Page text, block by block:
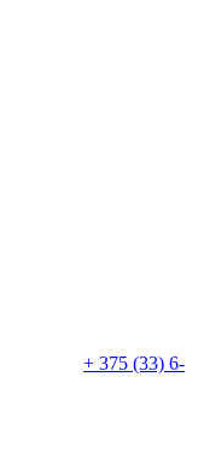
+ 375 (33) 6-